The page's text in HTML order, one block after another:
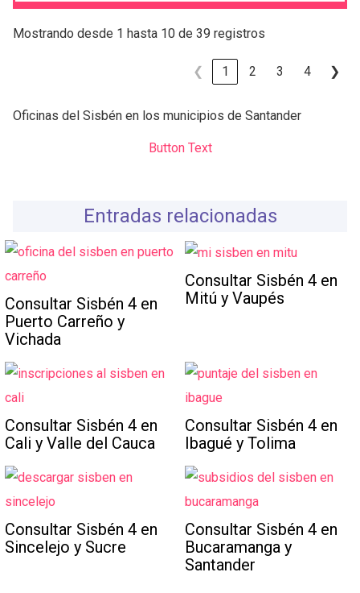
Mostrando desde 1 hasta 10 de 39 registros
❮ 1 2 3 4 ❯
Oficinas del Sisbén en los municipios de Santander
Button Text
Entradas relacionadas
Consultar Sisbén 4 en
Puerto Carreño y
Vichada
Consultar Sisbén 4 en
Mitú y Vaupés
Consultar Sisbén 4 en
Cali y Valle del Cauca
Consultar Sisbén 4 en
Ibagué y Tolima
Consultar Sisbén 4 en
Sincelejo y Sucre
Consultar Sisbén 4 en
Bucaramanga y
Santander